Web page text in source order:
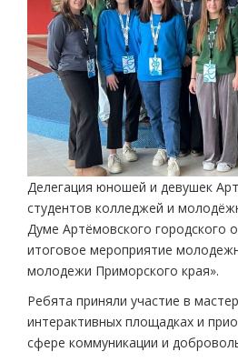
Делегация юношей и девушек
студентов колледжей и
Думе Артёмовского городского
итоговое мероприятие
молодежи Приморского края».
Ребята приняли участие в
интерактивных площадках и
сфере коммуникации и